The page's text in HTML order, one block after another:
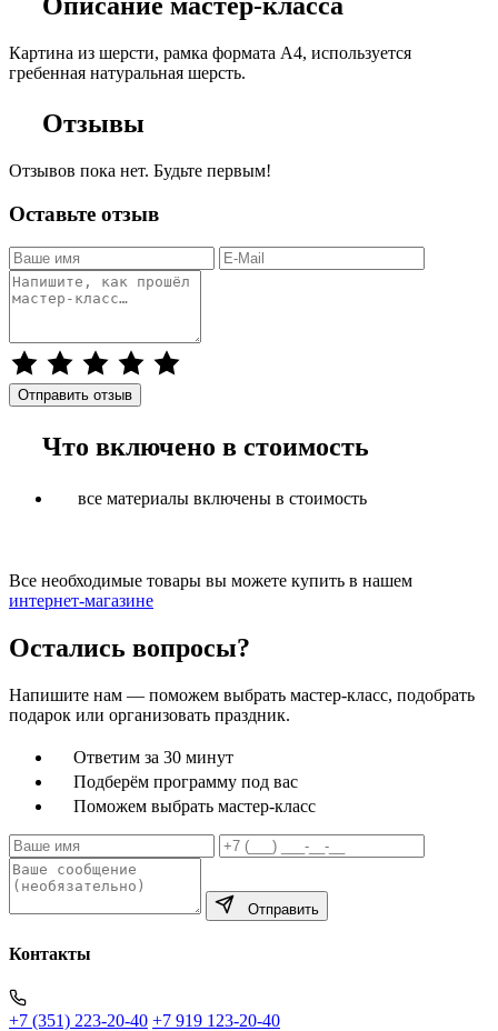
Описание мастер-класса
Картина из шерсти, рамка формата А4, используется
гребенная натуральная шерсть.
Отзывы
Отзывов пока нет. Будьте первым!
Оставьте отзыв
Отправить отзыв
Что включено в стоимость
все материалы включены в стоимость
Все необходимые товары вы можете купить в нашем
интернет-магазине
Остались вопросы?
Напишите нам — поможем выбрать мастер-класс, подобрать
подарок или организовать праздник.
Ответим за 30 минут
Подберём программу под вас
Поможем выбрать мастер-класс
Отправить
Контакты
+7 (351) 223-20-40 +7 919 123-20-40